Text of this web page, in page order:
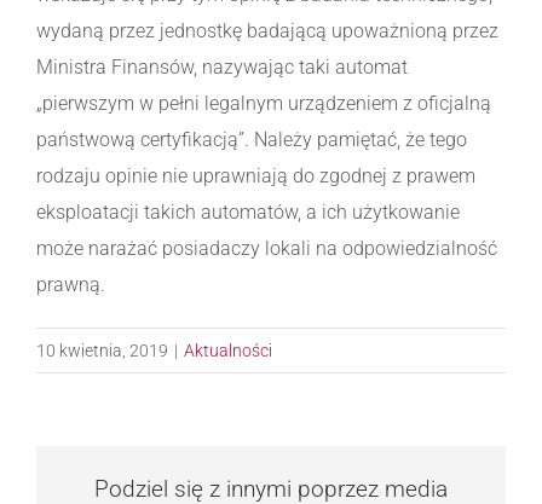
wydaną przez jednostkę badającą upoważnioną przez
Ministra Finansów, nazywając taki automat
„pierwszym w pełni legalnym urządzeniem z oficjalną
państwową certyfikacją”. Należy pamiętać, że tego
rodzaju opinie nie uprawniają do zgodnej z prawem
eksploatacji takich automatów, a ich użytkowanie
może narażać posiadaczy lokali na odpowiedzialność
prawną.
10 kwietnia, 2019 | Aktualności
Podziel się z innymi poprzez media